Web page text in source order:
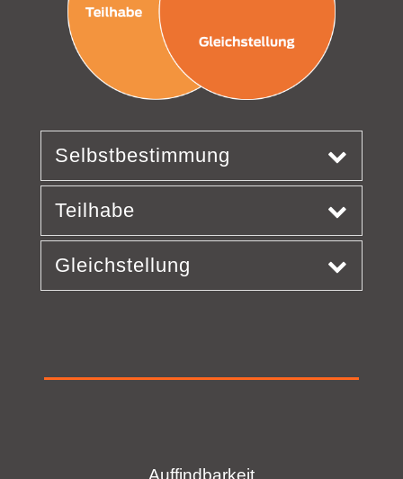
Selbstbestimmung
Teilhabe
Gleichstellung